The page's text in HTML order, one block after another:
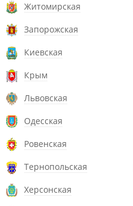
Житомирская
Запорожская
Киевская
Крым
Львовская
Одесская
Ровенская
Тернопольская
Херсонская